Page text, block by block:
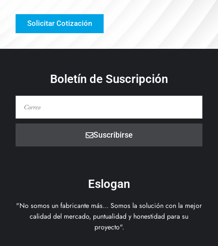
Solicitar Cotización
Boletín de Suscripción
Suscribirse
Eslogan
"No somos un fabricante más... Somos la solución con la mejor
calidad del mercado, puntualidad y honestidad para su
proyecto".